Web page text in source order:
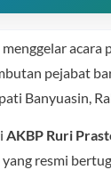
acara
pejabat
Banyuasin,
AKBP Ruri
yang resmi